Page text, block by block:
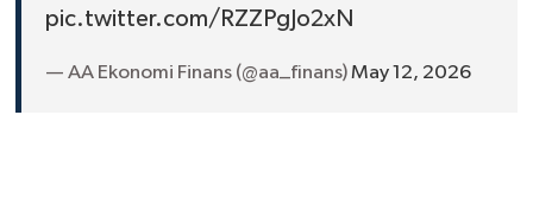
pic.twitter.com/RZZPgJo2xN
— AA Ekonomi Finans (@aa_finans)May 12, 2026